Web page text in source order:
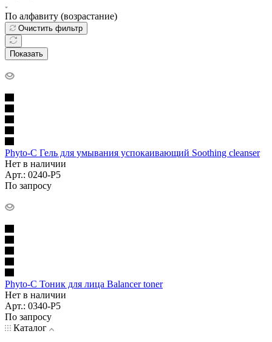
По алфавиту (возрастание)
Очистить фильтр
Показать
Phyto-C Гель для умывания успокаивающий Soothing cleanser
Нет в наличии
Арт.: 0240-P5
По запросу
Phyto-C Тоник для лица Balancer toner
Нет в наличии
Арт.: 0340-P5
По запросу
Каталог